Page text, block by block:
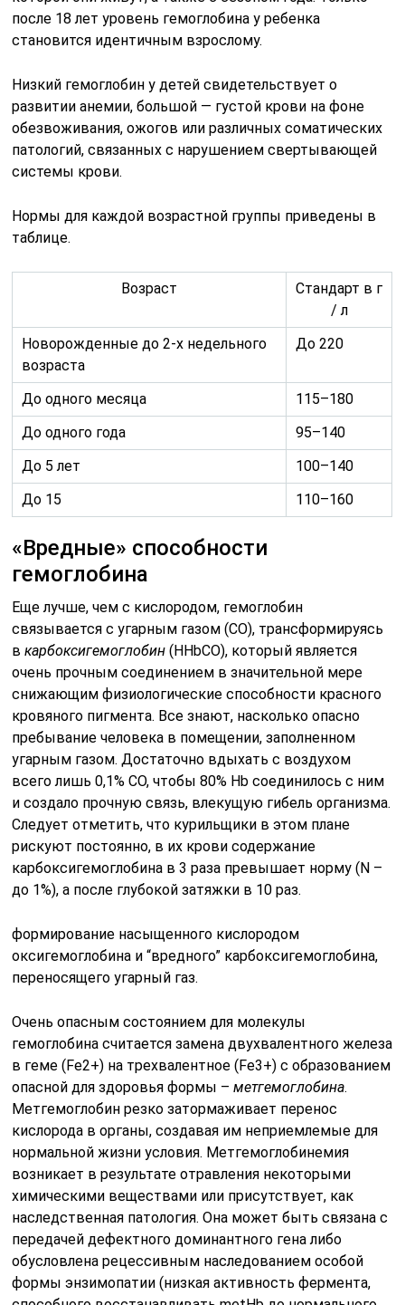
после 18 лет уровень гемоглобина у ребенка
становится идентичным взрослому.
Низкий гемоглобин у детей свидетельствует о
развитии анемии, большой — густой крови на фоне
обезвоживания, ожогов или различных соматических
патологий, связанных с нарушением свертывающей
системы крови.
Нормы для каждой возрастной группы приведены в
таблице.
Возраст
Стандарт в г
/ л
Новорожденные до 2-х недельного
возраста
До 220
До одного месяца
115–180
До одного года
95–140
До 5 лет
100–140
До 15
110–160
«Вредные» способности
гемоглобина
Еще лучше, чем с кислородом, гемоглобин
связывается с угарным газом (СО), трансформируясь
вкарбоксигемоглобин (HHbCO), который является
очень прочным соединением в значительной мере
снижающим физиологические способности красного
кровяного пигмента. Все знают, насколько опасно
пребывание человека в помещении, заполненном
угарным газом. Достаточно вдыхать с воздухом
всего лишь 0,1% СО, чтобы 80% Нb соединилось с ним
и создало прочную связь, влекущую гибель организма.
Следует отметить, что курильщики в этом плане
рискуют постоянно, в их крови содержание
карбоксигемоглобина в 3 раза превышает норму (N –
до 1%), а после глубокой затяжки в 10 раз.
формирование насыщенного кислородом
оксигемоглобина и “вредного” карбоксигемоглобина,
переносящего угарный газ.
Очень опасным состоянием для молекулы
гемоглобина считается замена двухвалентного железа
в геме (Fe2+) на трехвалентное (Fe3+) с образованием
опасной для здоровья формы –метгемоглобина.
Метгемоглобин резко затормаживает перенос
кислорода в органы, создавая им неприемлемые для
нормальной жизни условия. Метгемоглобинемия
возникает в результате отравления некоторыми
химическими веществами или присутствует, как
наследственная патология. Она может быть связана с
передачей дефектного доминантного гена либо
обусловлена рецессивным наследованием особой
формы энзимопатии (низкая активность фермента,